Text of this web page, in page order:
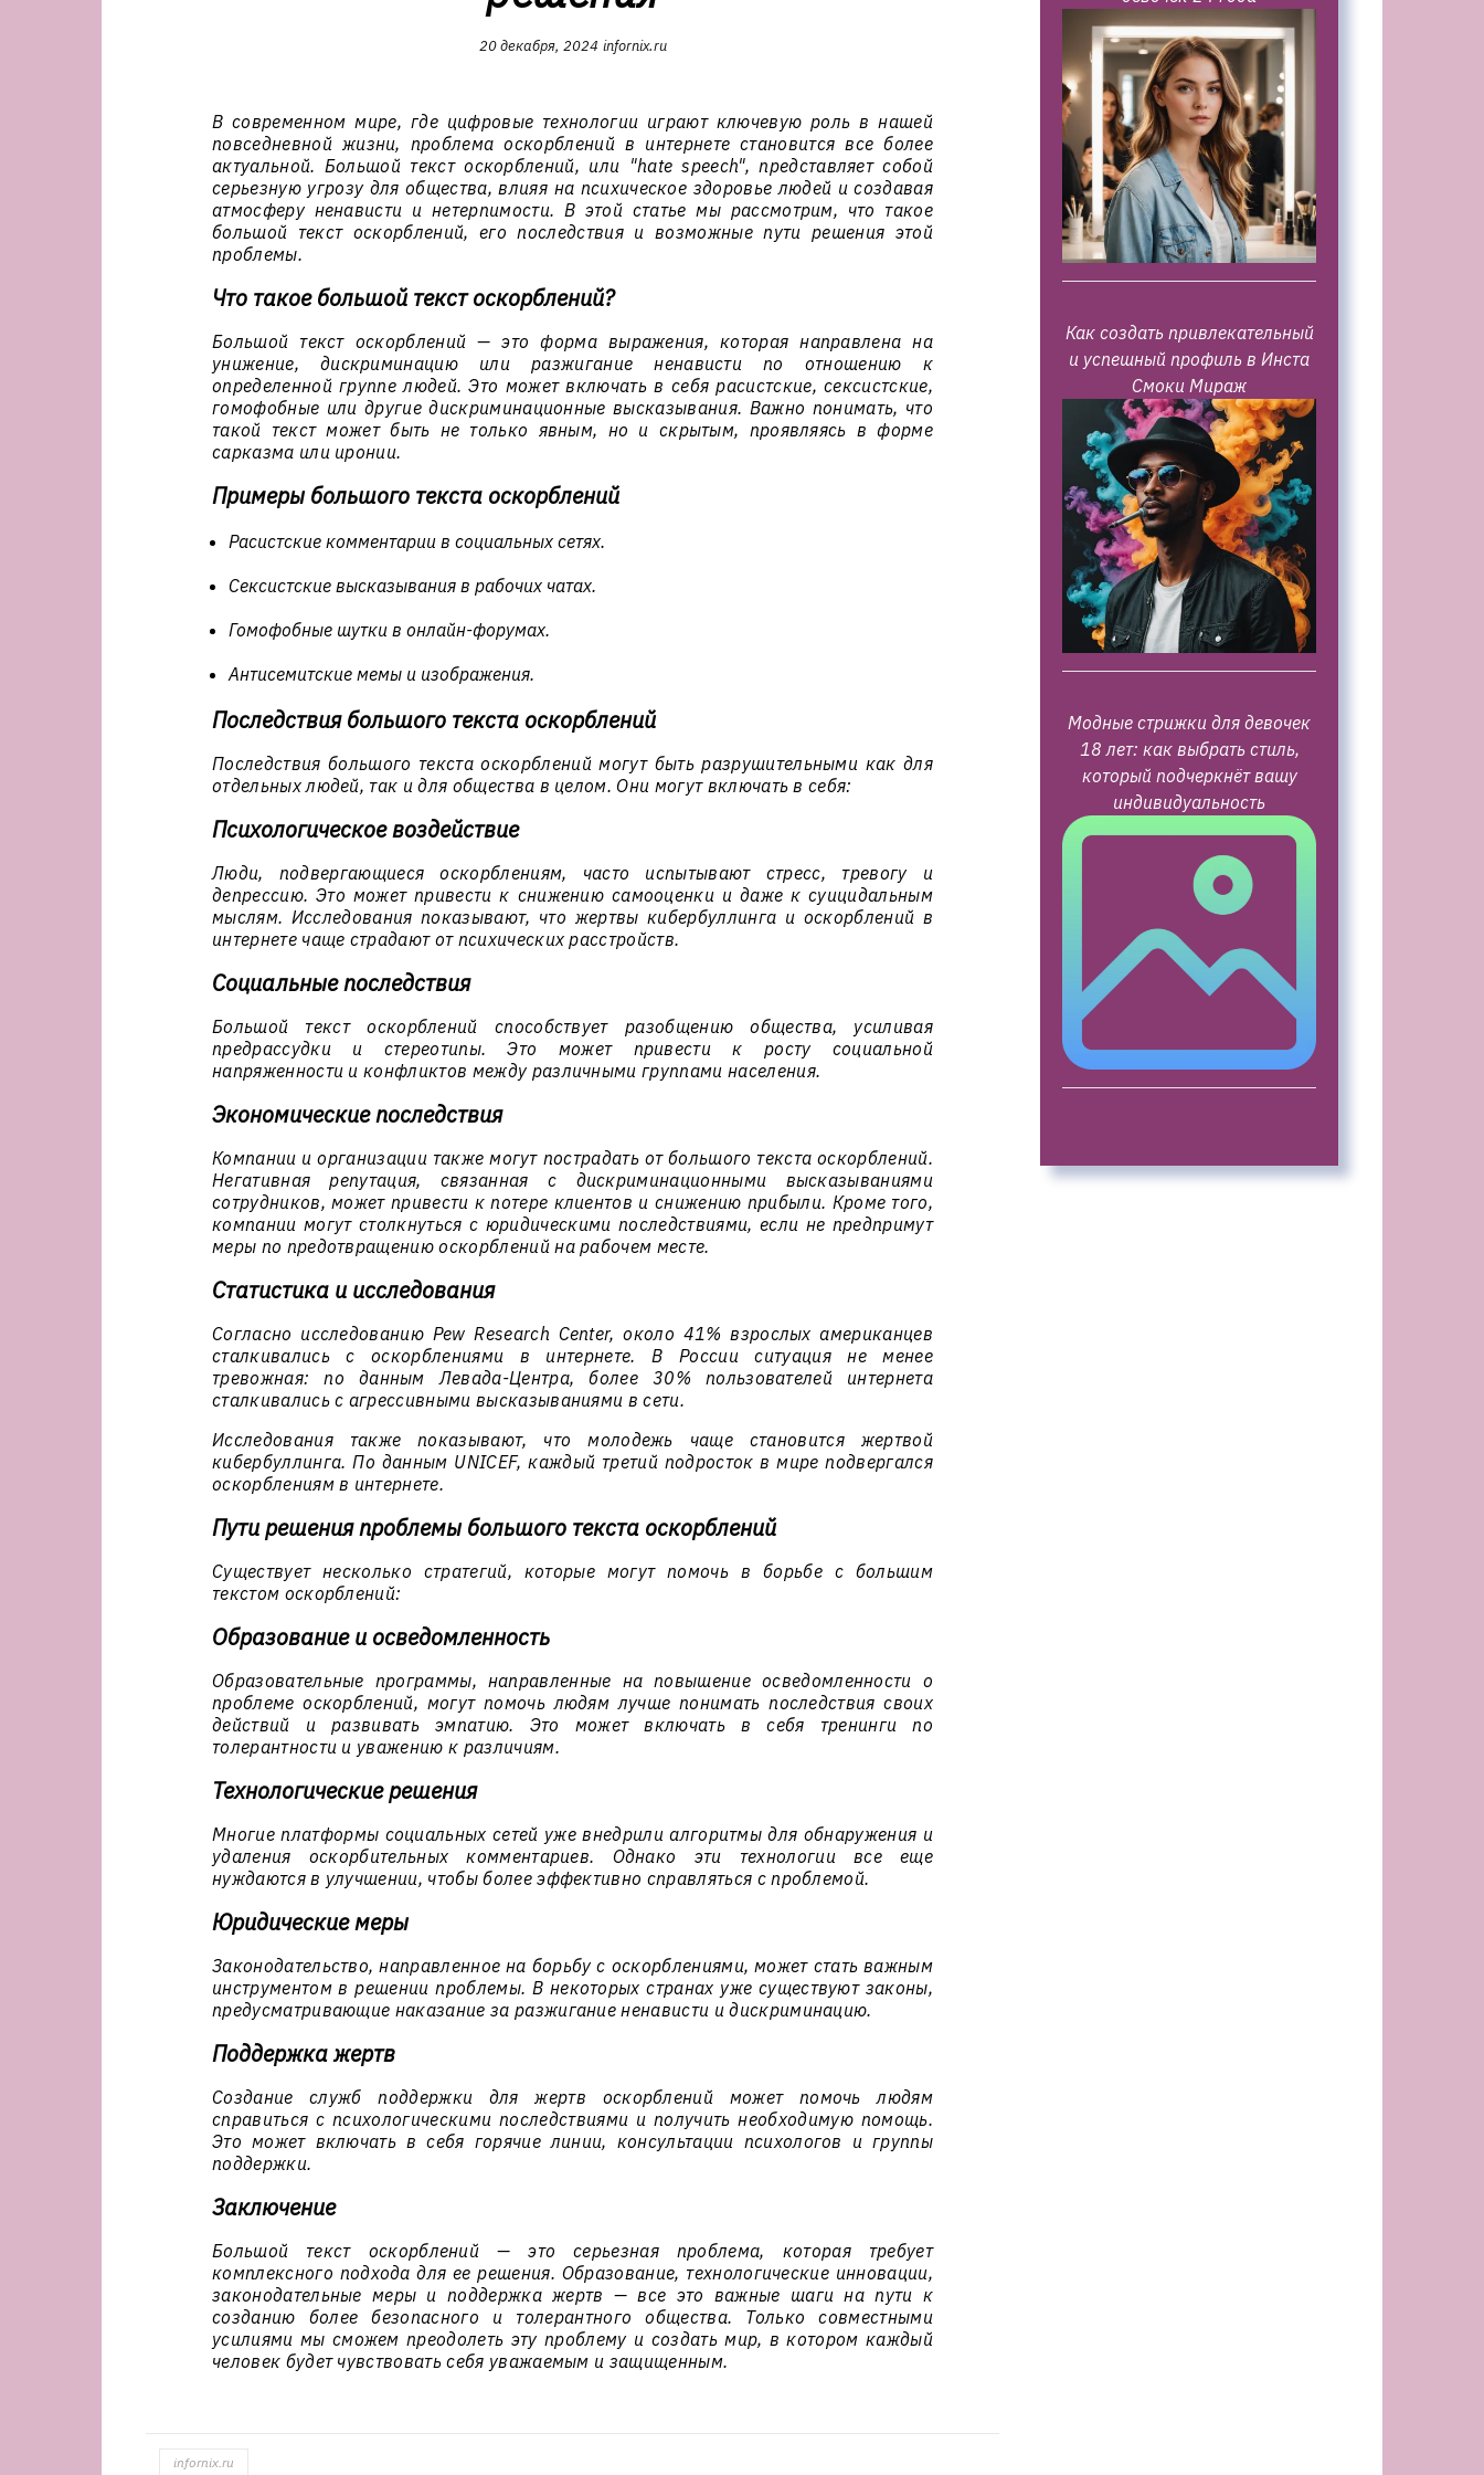
20 декабря, 2024 infornix.ru
В современном мире, где цифровые технологии играют ключевую роль в нашей
повседневной жизни, проблема оскорблений в интернете становится все более
актуальной. Большой текст оскорблений, или "hate speech", представляет собой
серьезную угрозу для общества, влияя на психическое здоровье людей и создавая
атмосферу ненависти и нетерпимости. В этой статье мы рассмотрим, что такое
большой текст оскорблений, его последствия и возможные пути решения этой
проблемы.
Что такое большой текст оскорблений?
Большой текст оскорблений — это форма выражения, которая направлена на
унижение, дискриминацию или разжигание ненависти по отношению к
определенной группе людей. Это может включать в себя расистские, сексистские,
гомофобные или другие дискриминационные высказывания. Важно понимать, что
такой текст может быть не только явным, но и скрытым, проявляясь в форме
сарказма или иронии.
Примеры большого текста оскорблений
Расистские комментарии в социальных сетях.
Сексистские высказывания в рабочих чатах.
Гомофобные шутки в онлайн-форумах.
Антисемитские мемы и изображения.
Последствия большого текста оскорблений
Последствия большого текста оскорблений могут быть разрушительными как для
отдельных людей, так и для общества в целом. Они могут включать в себя:
Психологическое воздействие
Люди, подвергающиеся оскорблениям, часто испытывают стресс, тревогу и
депрессию. Это может привести к снижению самооценки и даже к суицидальным
мыслям. Исследования показывают, что жертвы кибербуллинга и оскорблений в
интернете чаще страдают от психических расстройств.
Социальные последствия
Большой текст оскорблений способствует разобщению общества, усиливая
предрассудки и стереотипы. Это может привести к росту социальной
напряженности и конфликтов между различными группами населения.
Экономические последствия
Компании и организации также могут пострадать от большого текста оскорблений.
Негативная репутация, связанная с дискриминационными высказываниями
сотрудников, может привести к потере клиентов и снижению прибыли. Кроме того,
компании могут столкнуться с юридическими последствиями, если не предпримут
меры по предотвращению оскорблений на рабочем месте.
Статистика и исследования
Согласно исследованию Pew Research Center, около 41% взрослых американцев
сталкивались с оскорблениями в интернете. В России ситуация не менее
тревожная: по данным Левада-Центра, более 30% пользователей интернета
сталкивались с агрессивными высказываниями в сети.
Исследования также показывают, что молодежь чаще становится жертвой
кибербуллинга. По данным UNICEF, каждый третий подросток в мире подвергался
оскорблениям в интернете.
Пути решения проблемы большого текста оскорблений
Существует несколько стратегий, которые могут помочь в борьбе с большим
текстом оскорблений:
Образование и осведомленность
Образовательные программы, направленные на повышение осведомленности о
проблеме оскорблений, могут помочь людям лучше понимать последствия своих
действий и развивать эмпатию. Это может включать в себя тренинги по
толерантности и уважению к различиям.
Технологические решения
Многие платформы социальных сетей уже внедрили алгоритмы для обнаружения и
удаления оскорбительных комментариев. Однако эти технологии все еще
нуждаются в улучшении, чтобы более эффективно справляться с проблемой.
Юридические меры
Законодательство, направленное на борьбу с оскорблениями, может стать важным
инструментом в решении проблемы. В некоторых странах уже существуют законы,
предусматривающие наказание за разжигание ненависти и дискриминацию.
Поддержка жертв
Создание служб поддержки для жертв оскорблений может помочь людям
справиться с психологическими последствиями и получить необходимую помощь.
Это может включать в себя горячие линии, консультации психологов и группы
поддержки.
Заключение
Большой текст оскорблений — это серьезная проблема, которая требует
комплексного подхода для ее решения. Образование, технологические инновации,
законодательные меры и поддержка жертв — все это важные шаги на пути к
созданию более безопасного и толерантного общества. Только совместными
усилиями мы сможем преодолеть эту проблему и создать мир, в котором каждый
человек будет чувствовать себя уважаемым и защищенным.
infornix.ru
Как создать привлекательный
и успешный профиль в Инста
Смоки Мираж
Модные стрижки для девочек
18 лет: как выбрать стиль,
который подчеркнёт вашу
индивидуальность